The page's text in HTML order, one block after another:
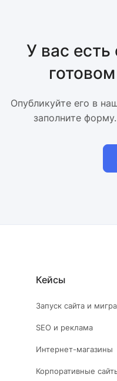
У вас
Опубликуйте его в
заполните
Кейсы
Запуск сайта и
SEO и реклама
Интернет-магазины
Корпоративные